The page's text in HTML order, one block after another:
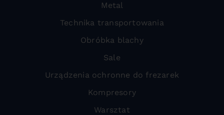
Metal
Technika transportowania
Obróbka blachy
Sale
Urządzenia ochronne do frezarek
Kompresory
Warsztat